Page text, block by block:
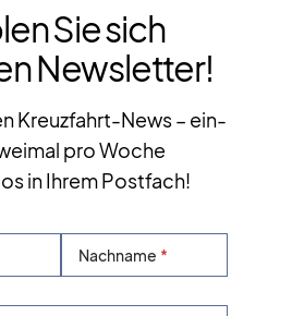
Sie sich
Newsletter!
Kreuzfahrt-News – ein-
pro Woche
in Ihrem Postfach!
Nachname